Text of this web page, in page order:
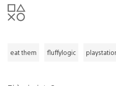
eat them fluffylogic